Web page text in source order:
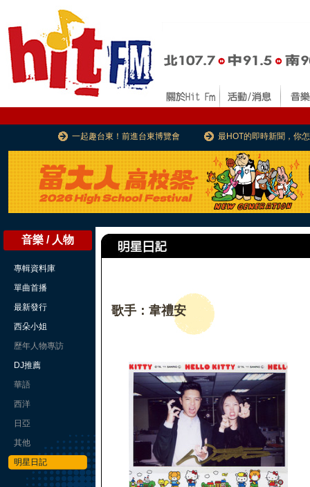
一起趣台東！前進台東博覽會 最HOT的即時新聞，你
音樂 / 人物
專輯資料庫
單曲首播
最新發行
西朵小姐
歷年人物專訪
DJ推薦
華語
西洋
日亞
其他
明星日記
歌手：韋禮安